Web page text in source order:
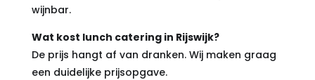
wijnbar.
Wat kost lunch catering in Rijswijk?
De prijs hangt af van dranken. Wij maken graag
een duidelijke prijsopgave.